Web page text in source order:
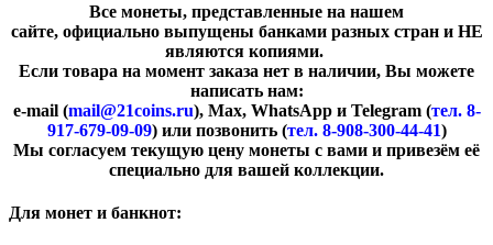
Все монеты, представленные на нашем
сайте, официально выпущены банками разных стран и НЕ
являются копиями.
Если товара на момент заказа нет в наличии, Вы можете
написать нам:
e-mail (mail@21coins.ru), Max, WhatsApp и Telegram (тел. 8-
917-679-09-09) или позвонить (тел. 8-908-300-44-41)
​Мы согласуем текущую цену монеты с вами и привезём её
специально для вашей коллекции.
Для монет и банкнот: